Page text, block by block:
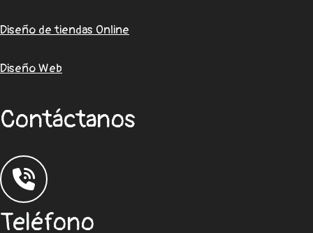
Diseño de tiendas Online
Diseño Web
Contáctanos
Teléfono